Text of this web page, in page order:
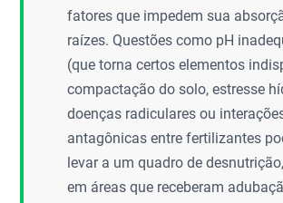
fatores que impedem sua
raízes. Questões como pH
(que torna certos elementos
compactação do solo, estresse
doenças radiculares ou
antagônicas entre fertilizantes
levar a um quadro de
em áreas que receberam